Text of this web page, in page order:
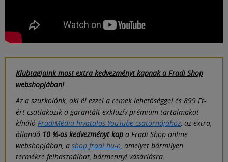
Klubtagjaink most extra kedvezményt kapnak a Fradi Shop
webshopjában!
Az a szurkolónk, aki él ezzel a remek lehetőséggel és 899 Ft-
ért csatlakozik a garantált exkluzív prémium tartalmakat
kínáló FradiMédia hivatalos YouTube-csatornájához , az extra,
állandó 10 %-os kedvezményt kap a Fradi Shop online
webshopjában, a shop.fradi.hu-n , amelyet bármilyen
termékre felhasználhat, bármennyi vásárlásra.